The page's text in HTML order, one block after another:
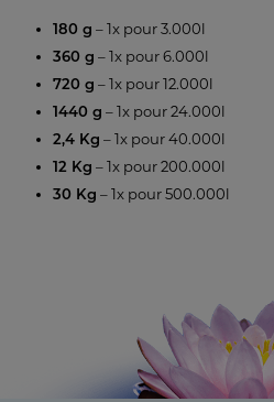
180 g – 1x pour 3.000l
360 g – 1x pour 6.000l
720 g – 1x pour 12.000l
1440 g – 1x pour 24.000l
2,4 Kg – 1x pour 40.000l
12 Kg – 1x pour 200.000l
30 Kg – 1x pour 500.000l